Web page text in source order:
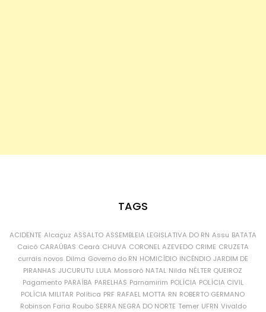
TAGS
ACIDENTE Alcaçuz ASSALTO ASSEMBLEIA LEGISLATIVA DO RN Assu BATATA
Caicó CARAÚBAS Ceará CHUVA CORONEL AZEVEDO CRIME CRUZETA
currais novos Dilma Governo do RN HOMICÍDIO INCÊNDIO JARDIM DE
PIRANHAS JUCURUTU LULA Mossoró NATAL Nilda NÉLTER QUEIROZ
Pagamento PARAÍBA PARELHAS Parnamirim POLÍCIA POLÍCIA CIVIL
POLÍCIA MILITAR Política PRF RAFAEL MOTTA RN ROBERTO GERMANO
Robinson Faria Roubo SERRA NEGRA DO NORTE Temer UFRN Vivaldo